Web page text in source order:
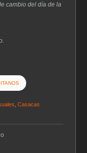
cambio del día de la
,Casacas